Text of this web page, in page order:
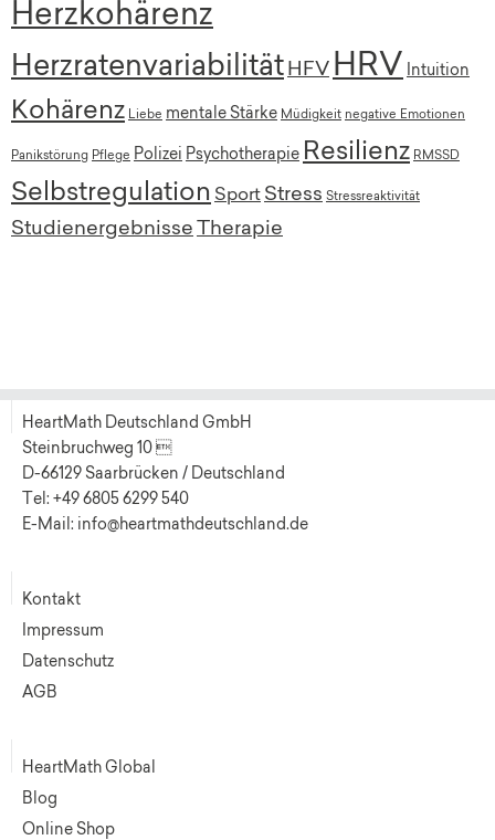
Herzkohärenz
Herzratenvariabilität HFV HRV Intuition
Kohärenz Liebe mentale Stärke Müdigkeit negative Emotionen
Panikstörung Pflege Polizei Psychotherapie Resilienz RMSSD
Selbstregulation Sport Stress Stressreaktivität
Studienergebnisse Therapie
HeartMath Deutschland GmbH
Steinbruchweg 10 
D-66129 Saarbrücken / Deutschland
Tel: +49 6805 6299 540
E-Mail: info@heartmathdeutschland.de
Kontakt
Impressum
Datenschutz
AGB
HeartMath Global
Blog
Online Shop